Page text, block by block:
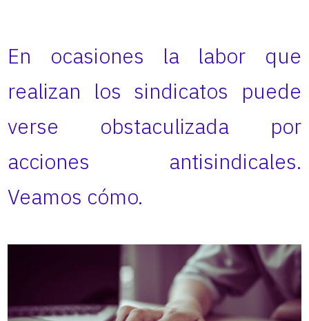
En ocasiones la labor que
realizan los sindicatos puede
verse obstaculizada por
acciones antisindicales.
Veamos cómo.